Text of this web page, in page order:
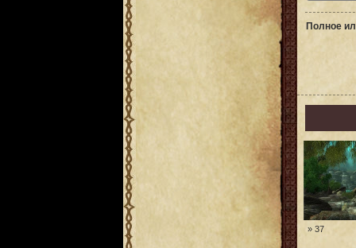
Полное
» 37